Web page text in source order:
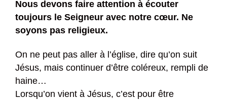
Nous devons faire attention à écouter
toujours le Seigneur avec notre cœur. Ne
soyons pas religieux.
On ne peut pas aller à l’église, dire qu’on suit
Jésus, mais continuer d’être coléreux, rempli de
haine…
Lorsqu’on vient à Jésus, c’est pour être